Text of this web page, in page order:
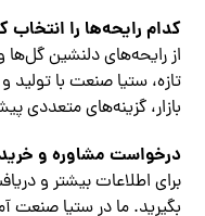
کدام رایحه‌ها را انتخاب
از رایحه‌های دلنشین گل‌ها
تازه، ستیا صنعت با
بازار، گزینه‌های متعددی
درخواست مشاوره و
برای اطلاعات بیشتر و
بگیرید. ما در ستیا صنعت